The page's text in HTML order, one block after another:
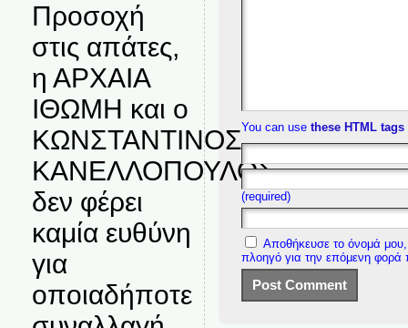
Προσοχή
στις απάτες,
η ΑΡΧΑΙΑ
ΙΘΩΜΗ και ο
ΚΩΝΣΤΑΝΤΙΝΟΣ
ΚΑΝΕΛΛΟΠΟΥΛΟΣ
δεν φέρει
καμία ευθύνη
για
οποιαδήποτε
You can use these HTML tags
(required)
Αποθήκευσε το όνομά μου,
πλοηγό για την επόμενη